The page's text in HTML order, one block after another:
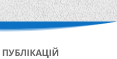
ПУБЛІКАЦІЙ